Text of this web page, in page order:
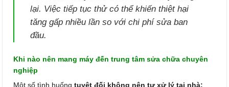
lại. Việc tiếp tục thử có thể khiến thiệt hại
tăng gấp nhiều lần so với chi phí sửa ban
đầu.
Khi nào nên mang máy đến trung tâm sửa chữa chuyên
nghiệp
Một số tình huống tuyệt đối không nên tự xử lý tại nhà: